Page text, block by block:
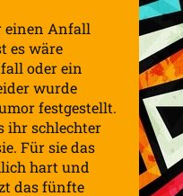
einen Anfall
es wäre
oder ein
wurde
festgestellt.
ihr schlechter
Für sie das
hart und
das fünfte